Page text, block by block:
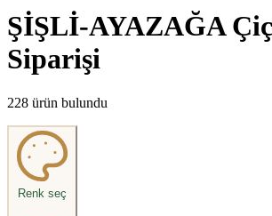
ŞİŞLİ-AYAZAĞA
Siparişi
228 ürün bulundu
Renk seç